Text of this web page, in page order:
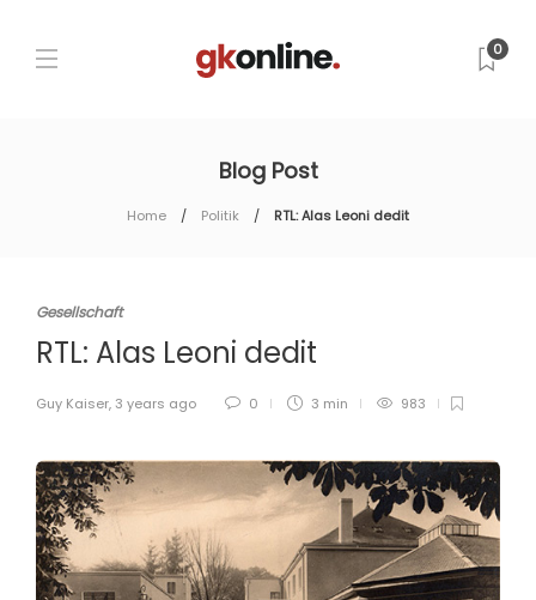
0
Blog Post
Home Politik RTL: Alas Leoni dedit
Gesellschaft
RTL: Alas Leoni dedit
Guy Kaiser, 3 years ago 0 3 min 983